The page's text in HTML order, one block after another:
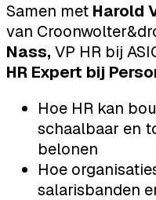
Samen met Harold
van
Nass, VP HR bij
HR Expert bij
Hoe HR kan
schaalbaar en
belonen
Hoe
salarisbanden